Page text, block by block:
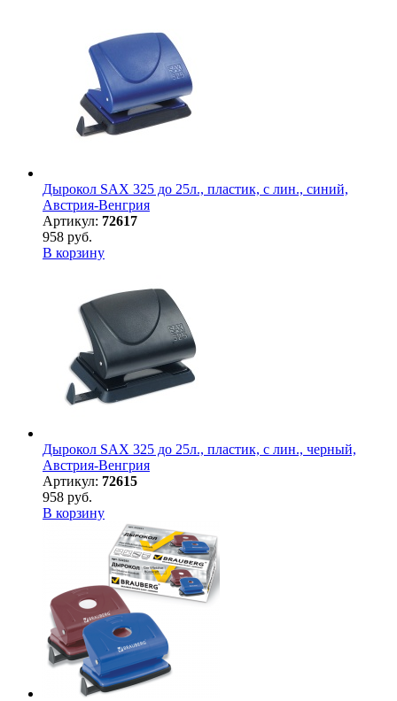
Дырокол SAX 325 до 25л., пластик, с лин., синий,
Австрия-Венгрия
Артикул: 72617
958 руб.
В корзину
Дырокол SAX 325 до 25л., пластик, с лин., черный,
Австрия-Венгрия
Артикул: 72615
958 руб.
В корзину